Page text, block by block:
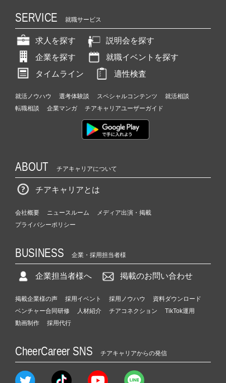
SERVICE 就職サービス
求人を探す
説明会を探す
企業を探す
就職イベントを探す
タイムライン
適性検査
就活ノウハウ 選考体験談 スペシャルコンテンツ
就活相談
転職相談
企業マンガ チアキャリアユーザーガイド
ABOUT チアキャリアについて
チアキャリアとは
会社概要 ニュースルーム
メディア出演・掲載
プライバシーポリシー
BUSINESS 企業・採用担当者様
企業担当者様へ 掲載のお問い合わせ
掲載企業様の声 採用イベント 採用ノウハウ
資料ダウンロード
ベンチャー合同研修
人材紹介 チアコネクション
TikTok運用
動画制作
採用代行
CheerCareer SNS チアキャリアからの発信